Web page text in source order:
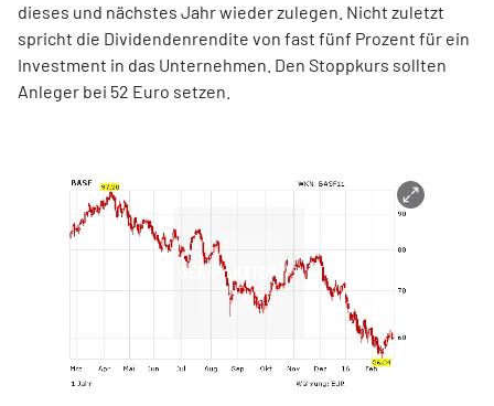
dieses und nächstes Jahr wieder zulegen. Nicht zuletzt
spricht die Dividendenrendite von fast fünf Prozent für ein
Investment in das Unternehmen. Den Stoppkurs sollten
Anleger bei 52 Euro setzen.